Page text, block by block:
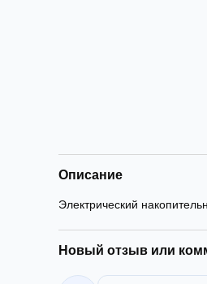
Описание
Электрический
Новый отзыв или